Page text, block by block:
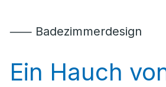
⸺ Badezimmerdesign
Ein Hauch